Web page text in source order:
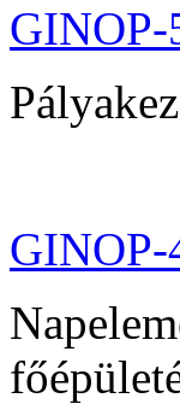
GINOP-
GINOP-